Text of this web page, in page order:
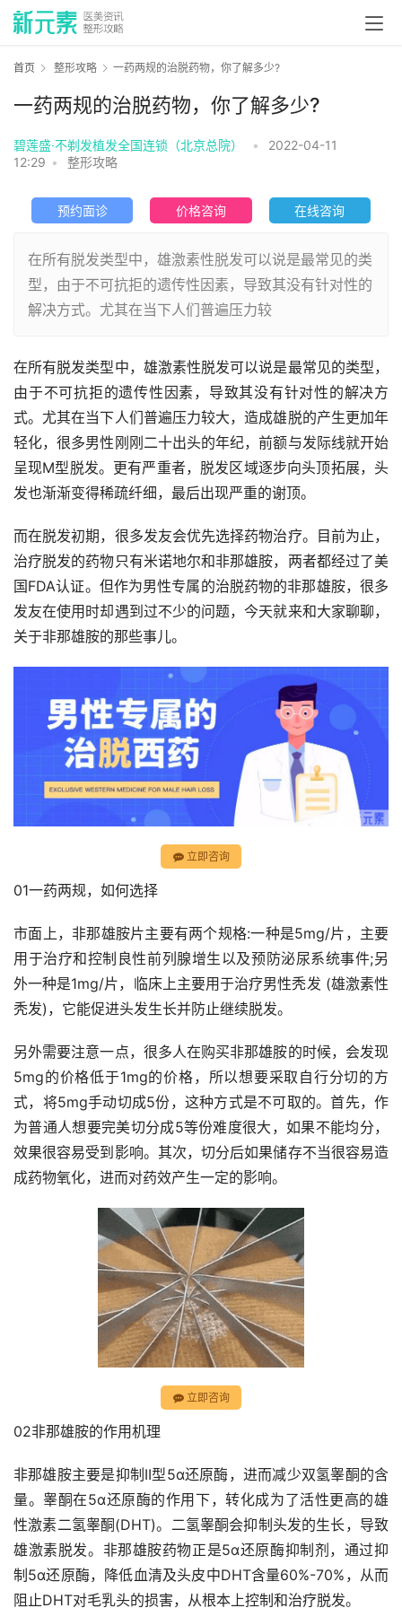
首页 整形攻略 一药两规的治脱药物，你了解多少?
一药两规的治脱药物，你了解多少?
碧莲盛·不剃发植发全国连锁（北京总院） •
2022-04-11
12:29 • 整形攻略
预约面诊 价格咨询 在线咨询
在所有脱发类型中，雄激素性脱发可以说是最常见的类
型，由于不可抗拒的遗传性因素，导致其没有针对性的
解决方式。尤其在当下人们普遍压力较
在所有脱发类型中，雄激素性脱发可以说是最常见的类型，
由于不可抗拒的遗传性因素，导致其没有针对性的解决方
式。尤其在当下人们普遍压力较大，造成雄脱的产生更加年
轻化，很多男性刚刚二十出头的年纪，前额与发际线就开始
呈现M型脱发。更有严重者，脱发区域逐步向头顶拓展，头
发也渐渐变得稀疏纤细，最后出现严重的谢顶。
而在脱发初期，很多发友会优先选择药物治疗。目前为止，
治疗脱发的药物只有米诺地尔和非那雄胺，两者都经过了美
国FDA认证。但作为男性专属的治脱药物的非那雄胺，很多
发友在使用时却遇到过不少的问题，今天就来和大家聊聊，
关于非那雄胺的那些事儿。
立即咨询
01一药两规，如何选择
市面上，非那雄胺片主要有两个规格:一种是5mg/片，主要
用于治疗和控制良性前列腺增生以及预防泌尿系统事件;另
外一种是1mg/片，临床上主要用于治疗男性秃发 (雄激素性
秃发)，它能促进头发生长并防止继续脱发。
另外需要注意一点，很多人在购买非那雄胺的时候，会发现
5mg的价格低于1mg的价格，所以想要采取自行分切的方
式，将5mg手动切成5份，这种方式是不可取的。首先，作
为普通人想要完美切分成5等份难度很大，如果不能均分，
效果很容易受到影响。其次，切分后如果储存不当很容易造
成药物氧化，进而对药效产生一定的影响。
立即咨询
02非那雄胺的作用机理
非那雄胺主要是抑制II型5α还原酶，进而减少双氢睾酮的含
量。睾酮在5α还原酶的作用下，转化成为了活性更高的雄
性激素二氢睾酮(DHT)。二氢睾酮会抑制头发的生长，导致
雄激素脱发。非那雄胺药物正是5α还原酶抑制剂，通过抑
制5α还原酶，降低血清及头皮中DHT含量60%-70%，从而
阻止DHT对毛乳头的损害，从根本上控制和治疗脱发。